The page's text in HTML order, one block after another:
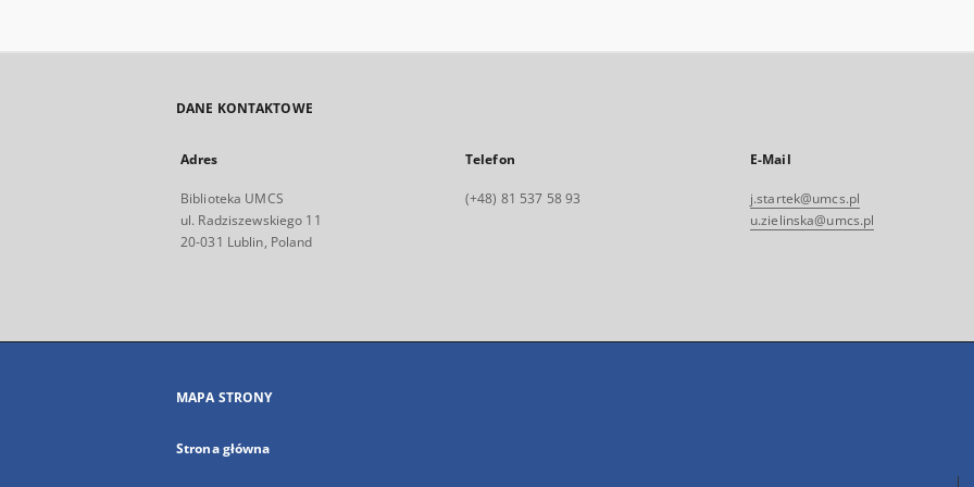
DANE KONTAKTOWE
Adres
Biblioteka UMCS
ul. Radziszewskiego 11
20-031 Lublin, Poland
Telefon
(+48) 81 537 58 93
E-Mail
j.startek@umcs.pl
u.zielinska@umcs.pl
MAPA STRONY
Strona główna